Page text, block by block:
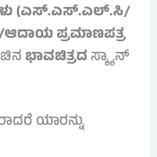
(ಎಸ್.ಎಸ್.ಎಲ್.ಸಿ/
ಆದಾಯ ಪ್ರಮಾಣಪತ್ರ
ಭಾವಚಿತ್ರದಸ್ಕ್ಯಾನ್
ಯಾರನ್ನು